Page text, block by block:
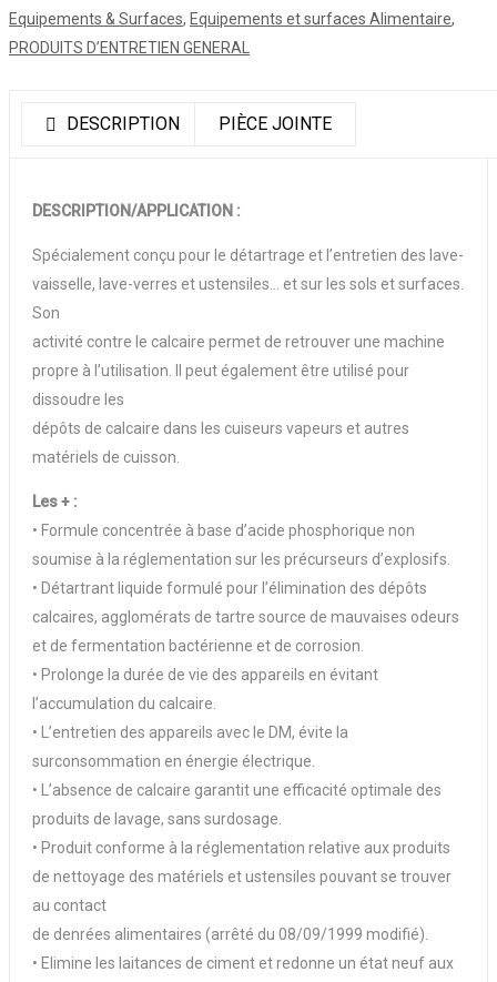
Equipements & Surfaces, Equipements et surfaces Alimentaire,
PRODUITS D’ENTRETIEN GENERAL
DESCRIPTION PIÈCE JOINTE
DESCRIPTION/APPLICATION :
Spécialement conçu pour le détartrage et l’entretien des lave-
vaisselle, lave-verres et ustensiles… et sur les sols et surfaces.
Son
activité contre le calcaire permet de retrouver une machine
propre à l’utilisation. Il peut également être utilisé pour
dissoudre les
dépôts de calcaire dans les cuiseurs vapeurs et autres
matériels de cuisson.
Les + :
• Formule concentrée à base d’acide phosphorique non
soumise à la réglementation sur les précurseurs d’explosifs.
• Détartrant liquide formulé pour l’élimination des dépôts
calcaires, agglomérats de tartre source de mauvaises odeurs
et de fermentation bactérienne et de corrosion.
• Prolonge la durée de vie des appareils en évitant
l’accumulation du calcaire.
• L’entretien des appareils avec le DM, évite la
surconsommation en énergie électrique.
• L’absence de calcaire garantit une efficacité optimale des
produits de lavage, sans surdosage.
• Produit conforme à la réglementation relative aux produits
de nettoyage des matériels et ustensiles pouvant se trouver
au contact
de denrées alimentaires (arrêté du 08/09/1999 modifié).
• Elimine les laitances de ciment et redonne un état neuf aux